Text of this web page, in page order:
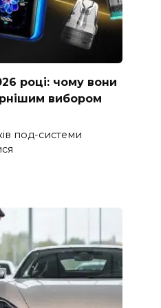
році: чому вони
вибором
под-системи